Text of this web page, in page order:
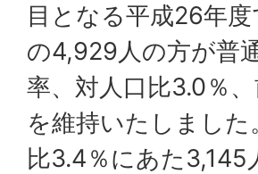
目となる平成26年
の4,929人の方が普
率、対人口比3.0％
を維持いたしまし
比3.4％にあた3,145